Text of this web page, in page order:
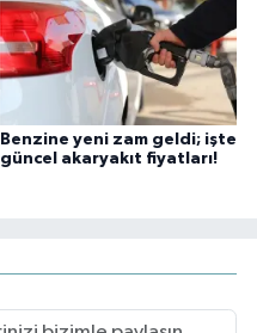
Benzine yeni zam geldi; işte
güncel akaryakıt fiyatları!